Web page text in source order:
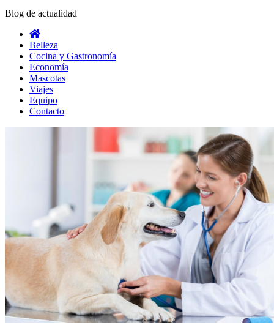
Blog de actualidad
Belleza
Cocina y Gastronomía
Economía
Mascotas
Viajes
Equipo
Contacto